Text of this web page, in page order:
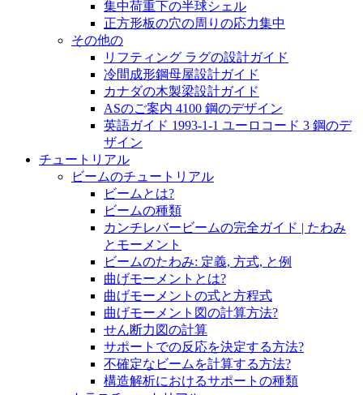
集中荷重下の半球シェル
正方形板の穴の周りの応力集中
その他の
リフティング ラグの設計ガイド
冷間成形鋼母屋設計ガイド
カナダの木製梁設計ガイド
ASのご案内 4100 鋼のデザイン
英語ガイド 1993-1-1 ユーロコード 3 鋼のデ
ザイン
チュートリアル
ビームのチュートリアル
ビームとは?
ビームの種類
カンチレバービームの完全ガイド | たわみ
とモーメント
ビームのたわみ: 定義, 方式, と例
曲げモーメントとは?
曲げモーメントの式と方程式
曲げモーメント図の計算方法?
せん断力図の計算
サポートでの反応を決定する方法?
不確定なビームを計算する方法?
構造解析におけるサポートの種類